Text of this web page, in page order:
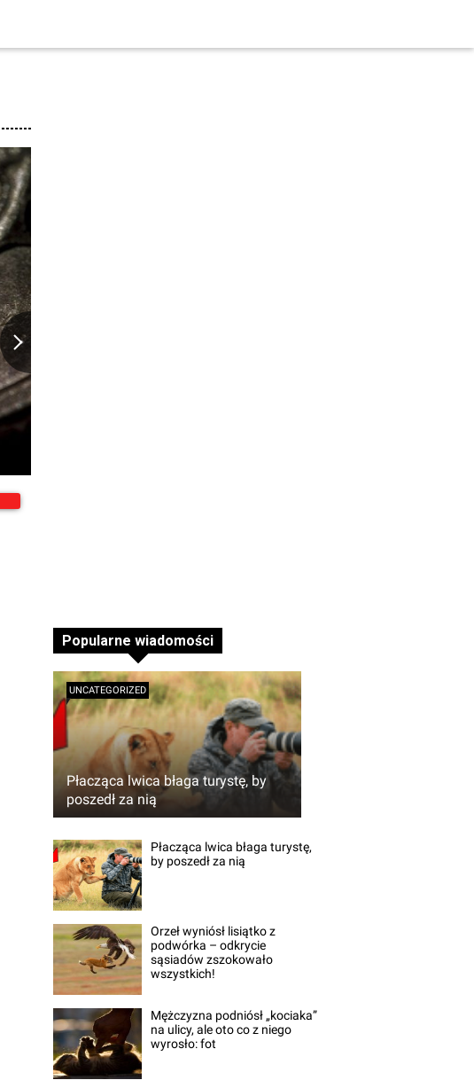
Popularne wiadomości
Płacząca lwica błaga turystę, by
poszedł za nią
UNCATEGORIZED
Płacząca lwica błaga turystę,
by poszedł za nią
Orzeł wyniósł lisiątko z
podwórka – odkrycie
sąsiadów zszokowało
wszystkich!
Mężczyzna podniósł „kociaka”
na ulicy, ale oto co z niego
wyrosło: fot